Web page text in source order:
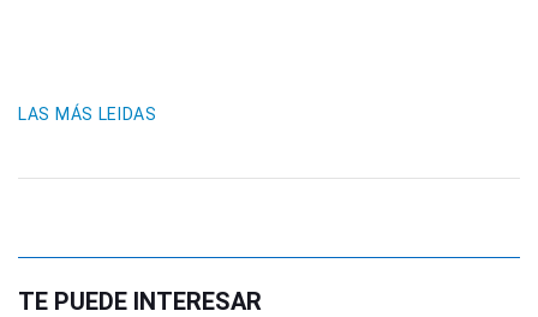
LAS MÁS LEIDAS
TE PUEDE INTERESAR